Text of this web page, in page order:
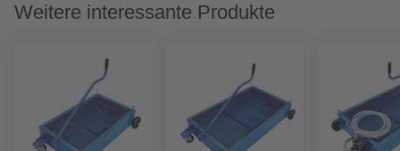
Weitere interessante Produkte